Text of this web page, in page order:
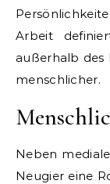
Arbeit
außerhalb des
menschlicher.
Neben
Neugier eine